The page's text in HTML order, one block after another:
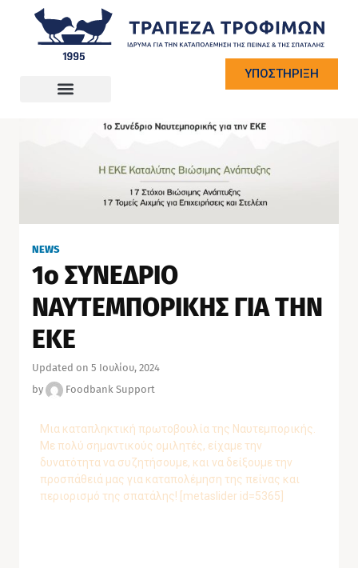
ΥΠΟΣΤΗΡΙΞΗ
NEWS
1ο ΣΥΝΕΔΡΙΟ
ΝΑΥΤΕΜΠΟΡΙΚΗΣ ΓΙΑ ΤΗΝ
ΕΚΕ
Updated on 5 Ιουλίου, 2024
by
Foodbank Support
Μια καταπληκτική πρωτοβουλία της Ναυτεμπορικής.
Με πολύ σημαντικούς ομιλητές, είχαμε την
δυνατότητα να συζητήσουμε, και να δείξουμε την
προσπάθειά μας για καταπολέμηση της πείνας και
περιορισμό της σπατάλης! [metaslider id=5365]